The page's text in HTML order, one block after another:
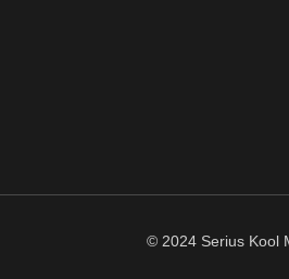
© 2024 Serius Kool